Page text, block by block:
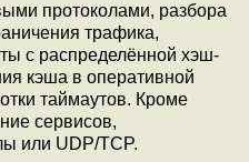
протоколами, разбора
трафика,
с распределённой хэш-
кэша в оперативной
таймаутов. Кроме
сервисов,
или UDP/TCP.